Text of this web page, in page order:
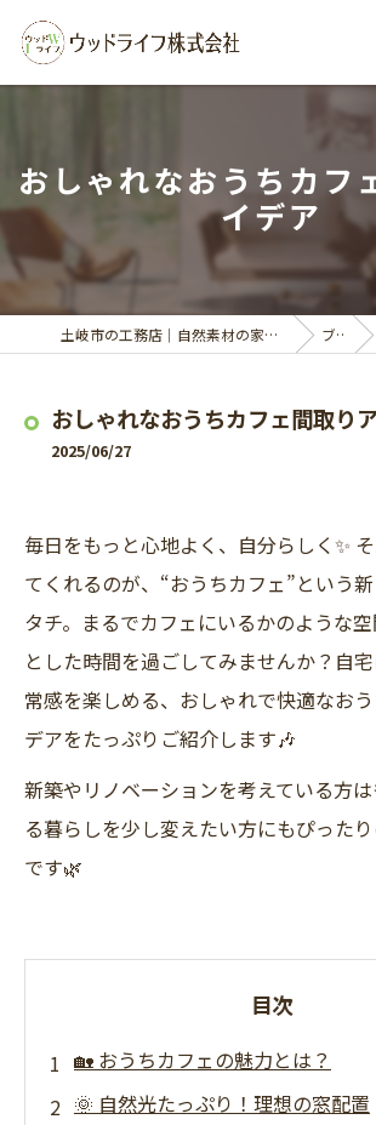
おしゃれなおうちカフ
イデア
土岐市の工務店｜自然素材の家づくりならウッドライフ株式会社 ブログ
おしゃれなおうちカフェ間取り
2025/06/27
毎日をもっと心地よく、自分らしく✨
てくれるのが、“おうちカフェ”という
タチ。まるでカフェにいるかのような
とした時間を過ごしてみませんか？自
常感を楽しめる、おしゃれで快適なお
デアをたっぷりご紹介します🎶
新築やリノベーションを考えている方
る暮らしを少し変えたい方にもぴった
です🌿
目次
🏡 おうちカフェの魅力とは？
🌞 自然光たっぷり！理想の窓配置